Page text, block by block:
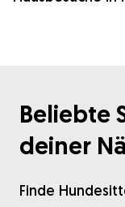
Beliebte
deiner
Finde